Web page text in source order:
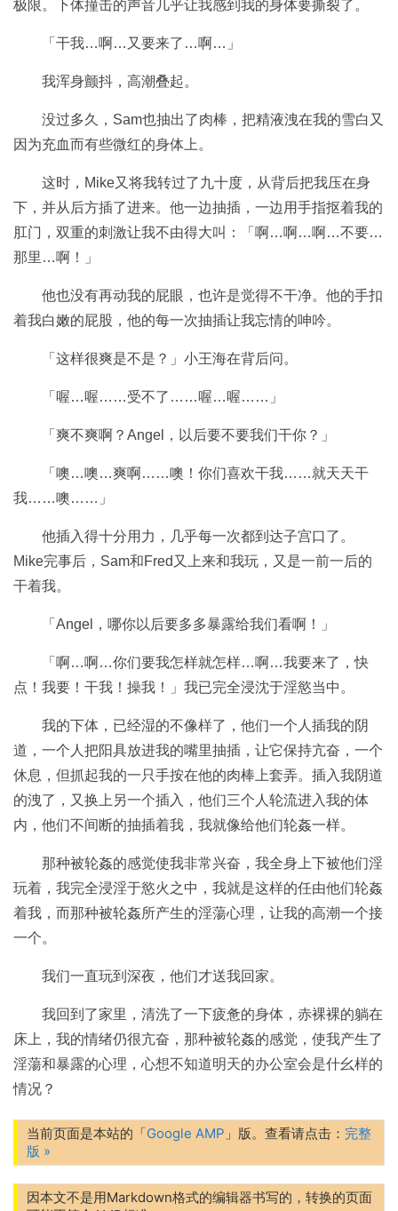
极限。下体撞击的声音几乎让我感到我的身体要撕裂了。
「干我…啊…又要来了…啊…」
我浑身颤抖，高潮叠起。
没过多久，Sam也抽出了肉棒，把精液洩在我的雪白又
因为充血而有些微红的身体上。
这时，Mike又将我转过了九十度，从背后把我压在身
下，并从后方插了进来。他一边抽插，一边用手指抠着我的
肛门，双重的刺激让我不由得大叫：「啊…啊…啊…不要…
那里…啊！」
他也没有再动我的屁眼，也许是觉得不干净。他的手扣
着我白嫩的屁股，他的每一次抽插让我忘情的呻吟。
「这样很爽是不是？」小王海在背后问。
「喔…喔……受不了……喔…喔……」
「爽不爽啊？Angel，以后要不要我们干你？」
「噢…噢…爽啊……噢！你们喜欢干我……就天天干
我……噢……」
他插入得十分用力，几乎每一次都到达子宫口了。
Mike完事后，Sam和Fred又上来和我玩，又是一前一后的
干着我。
「Angel，哪你以后要多多暴露给我们看啊！」
「啊…啊…你们要我怎样就怎样…啊…我要来了，快
点！我要！干我！操我！」我已完全浸沈于淫慾当中。
我的下体，已经湿的不像样了，他们一个人插我的阴
道，一个人把阳具放进我的嘴里抽插，让它保持亢奋，一个
休息，但抓起我的一只手按在他的肉棒上套弄。插入我阴道
的洩了，又换上另一个插入，他们三个人轮流进入我的体
内，他们不间断的抽插着我，我就像给他们轮姦一样。
那种被轮姦的感觉使我非常兴奋，我全身上下被他们淫
玩着，我完全浸淫于慾火之中，我就是这样的任由他们轮姦
着我，而那种被轮姦所产生的淫蕩心理，让我的高潮一个接
一个。
我们一直玩到深夜，他们才送我回家。
我回到了家里，清洗了一下疲惫的身体，赤裸裸的躺在
床上，我的情绪仍很亢奋，那种被轮姦的感觉，使我产生了
淫蕩和暴露的心理，心想不知道明天的办公室会是什幺样的
情况？
当前页面是本站的「Google AMP 」版。查看请点击： 完整
版 »
因本文不是用Markdown格式的编辑器书写的，转换的页面